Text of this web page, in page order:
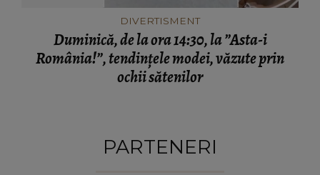
DIVERTISMENT
Duminică, de la ora 14:30, la ”Asta-i
România!”, tendințele modei, văzute prin
ochii sătenilor
PARTENERI